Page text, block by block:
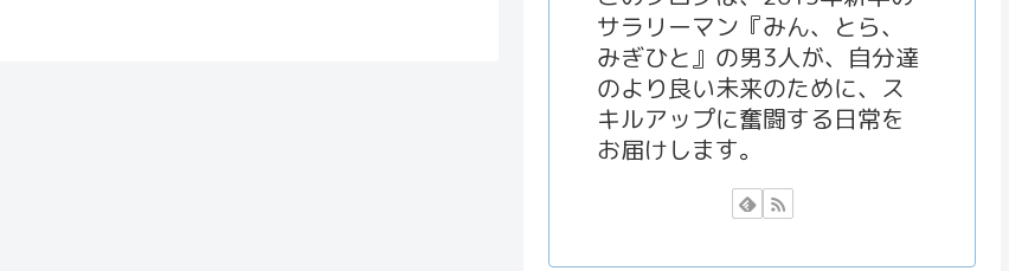
サラリーマン『みん、とら、
みぎひと』の男3人が、自分達
のより良い未来のために、ス
キルアップに奮闘する日常を
お届けします。